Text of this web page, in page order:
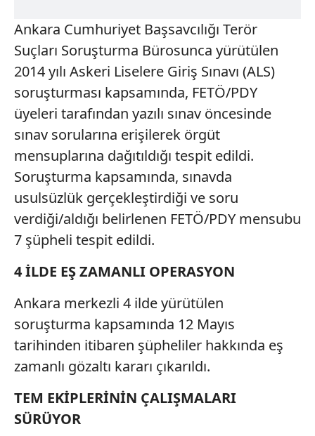
Ankara Cumhuriyet Başsavcılığı Terör
Suçları Soruşturma Bürosunca yürütülen
2014 yılı Askeri Liselere Giriş Sınavı (ALS)
soruşturması kapsamında, FETÖ/PDY
üyeleri tarafından yazılı sınav öncesinde
sınav sorularına erişilerek örgüt
mensuplarına dağıtıldığı tespit edildi.
Soruşturma kapsamında, sınavda
usulsüzlük gerçekleştirdiği ve soru
verdiği/aldığı belirlenen FETÖ/PDY mensubu
7 şüpheli tespit edildi.
4 İLDE EŞ ZAMANLI OPERASYON
Ankara merkezli 4 ilde yürütülen
soruşturma kapsamında 12 Mayıs
tarihinden itibaren şüpheliler hakkında eş
zamanlı gözaltı kararı çıkarıldı.
TEM EKİPLERİNİN ÇALIŞMALARI
SÜRÜYOR